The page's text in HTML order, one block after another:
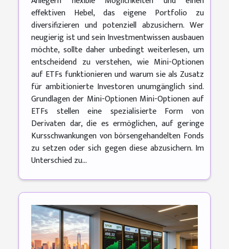
effektiven Hebel, das eigene Portfolio zu
diversifizieren und potenziell abzusichern. Wer
neugierig ist und sein Investmentwissen ausbauen
möchte, sollte daher unbedingt weiterlesen, um
entscheidend zu verstehen, wie Mini-Optionen
auf ETFs funktionieren und warum sie als Zusatz
für ambitionierte Investoren unumgänglich sind.
Grundlagen der Mini-Optionen Mini-Optionen auf
ETFs stellen eine spezialisierte Form von
Derivaten dar, die es ermöglichen, auf geringe
Kursschwankungen von börsengehandelten Fonds
zu setzen oder sich gegen diese abzusichern. Im
Unterschied zu...